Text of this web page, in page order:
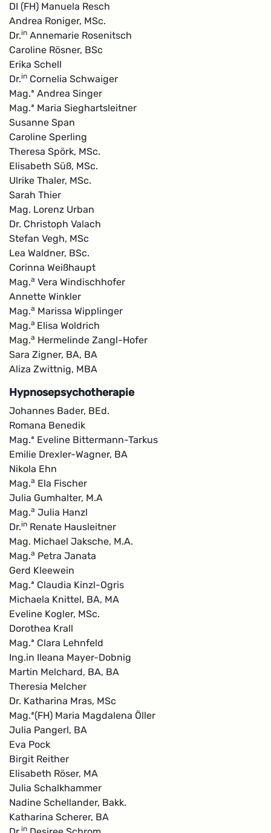
DI (FH) Manuela Resch
Andrea Roniger, MSc.
Dr.in Annemarie Rosenitsch
Caroline Rösner, BSc
Erika Schell
Dr.in Cornelia Schwaiger
Mag.ª Andrea Singer
Mag.ª Maria Sieghartsleitner
Susanne Span
Caroline Sperling
Theresa Spörk, MSc.
Elisabeth Süß, MSc.
Ulrike Thaler, MSc.
Sarah Thier
Mag. Lorenz Urban
Dr. Christoph Valach
Stefan Vegh, MSc
Lea Waldner, BSc.
Corinna Weißhaupt
Mag.a Vera Windischhofer
Annette Winkler
Mag.a Marissa Wipplinger
Mag.a Elisa Woldrich
Mag.a Hermelinde Zangl-Hofer
Sara Zigner, BA, BA
Aliza Zwittnig, MBA
Hypnosepsychotherapie
Johannes Bader, BEd.
Romana Benedik
Mag.ª Eveline Bittermann-Tarkus
Emilie Drexler-Wagner, BA
Nikola Ehn
Mag.a Ela Fischer
Julia Gumhalter, M.A
Mag.a Julia Hanzl
Dr.in Renate Hausleitner
Mag. Michael Jaksche, M.A.
Mag.a Petra Janata
Gerd Kleewein
Mag.ª Claudia Kinzl-Ogris
Michaela Knittel, BA, MA
Eveline Kogler, MSc.
Dorothea Krall
Mag.ª Clara Lehnfeld
Ing.in Ileana Mayer-Dobnig
Martin Melchard, BA, BA
Theresia Melcher
Dr. Katharina Mras, MSc
Mag.ª(FH) Maria Magdalena Öller
Julia Pangerl, BA
Eva Pock
Birgit Reither
Elisabeth Röser, MA
Julia Schalkhammer
Nadine Schellander, Bakk.
Katharina Scherer, BA
in